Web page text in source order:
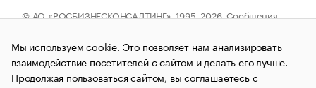
© АО «РОСБИЗНЕСКОНСАЛТИНГ»,1995–2026. Сообщения
связи, информационных технологий и массовых
коммуникаций (Роскомнадзор) 09.12.2015 за номером ИА
№ФС77-63848) сопровождаются пометкой «РБК». Отдельные
публикации могут содержать информацию,
Мы используем cookie. Это позволяет нам анализировать
взаимодействие посетителей с сайтом и делать его лучше.
Продолжая пользоваться сайтом, вы соглашаетесь с